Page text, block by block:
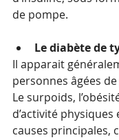
de pompe.
Le diabète de
Il apparait
personnes âgées
Le surpoids,
d’activité physiques
causes principales,